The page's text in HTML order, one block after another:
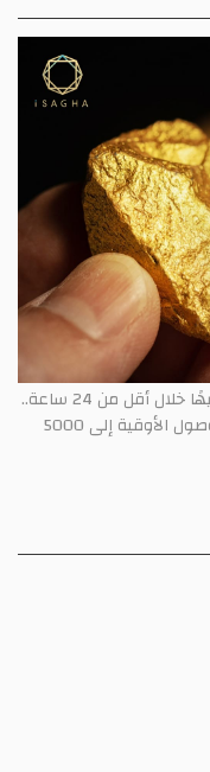
أسعار الذهب في مصر تقفز بأكثر من 120 جنيهًا خلال أقل من 24 ساعة..
وعيار 21 يسجل 6100 جنيه وسط توقعات بوصول الأوقية إلى 5000